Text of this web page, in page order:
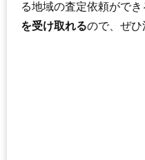
る地域の査定依頼ができ
を受け取れるので、ぜひ